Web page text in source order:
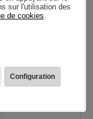
sur l'utilisation des
de cookies.
Configuration